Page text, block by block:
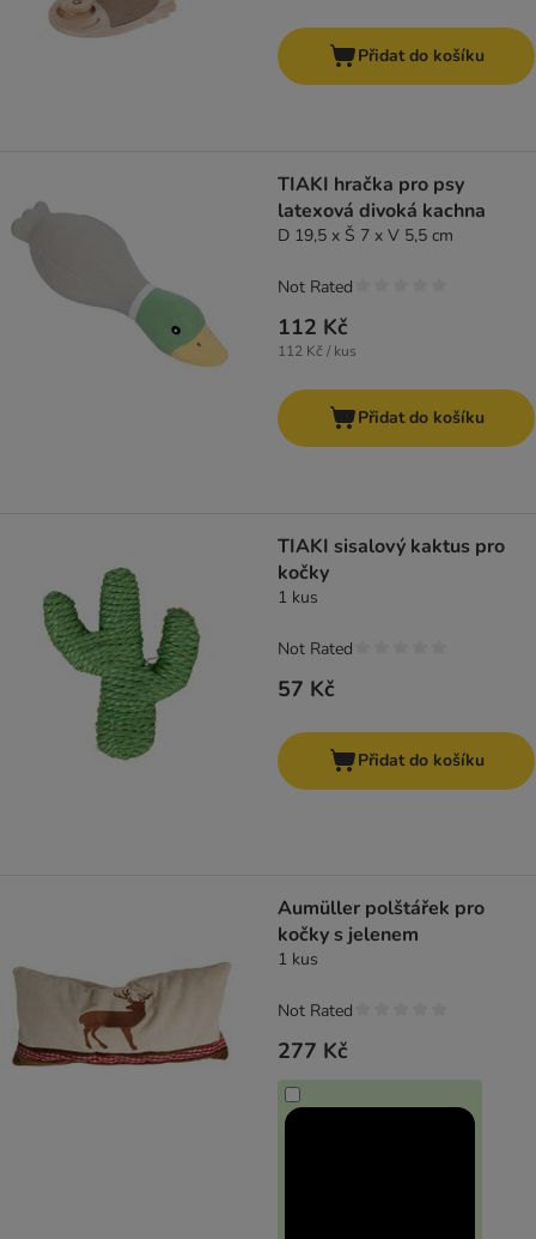
Přidat do košíku
TIAKI hračka pro psy
latexová divoká kachna
D 19,5 x Š 7 x V 5,5 cm
112 Kč
112 Kč / kus
Not Rated
Přidat do košíku
TIAKI sisalový kaktus pro
kočky
1 kus
57 Kč
Not Rated
Přidat do košíku
Aumüller polštářek pro
kočky s jelenem
1 kus
277 Kč
Not Rated